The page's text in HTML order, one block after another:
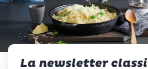
La newsletter